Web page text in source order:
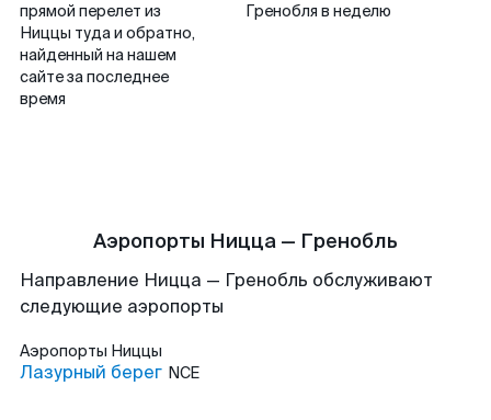
прямой перелет из
Ниццы туда и обратно,
найденный на нашем
сайте за последнее
время
Гренобля в неделю
Аэропорты Ницца — Гренобль
Направление Ницца — Гренобль обслуживают
следующие аэропорты
Аэропорты Ниццы
Лазурный берег NCE